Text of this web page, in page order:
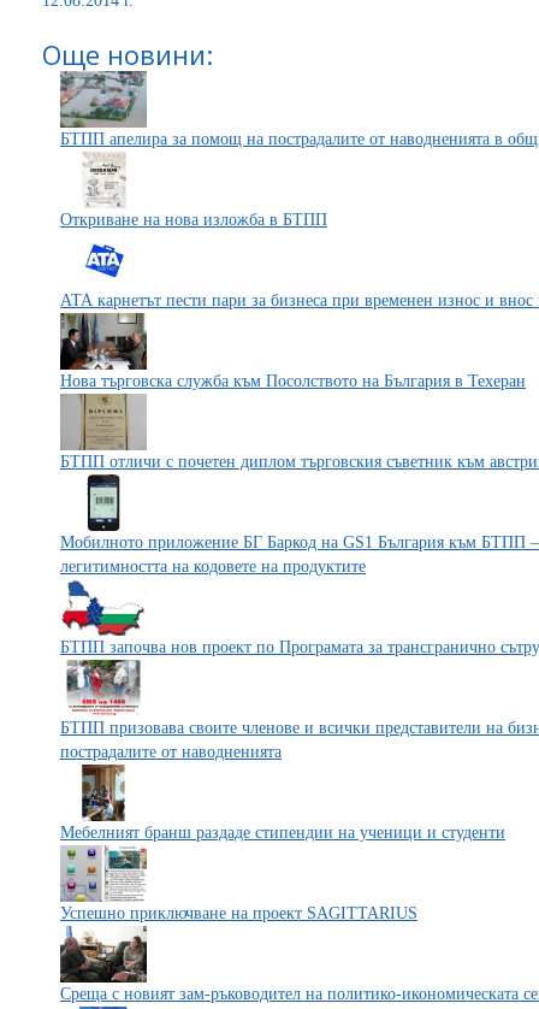
Още новини:
БТПП апелира за помощ на пострадалите от наводненията в
Откриване на нова изложба в БТПП
АТА карнетът пести пари за бизнеса при временен износ и внос
Нова търговска служба към Посолството на България в Техеран
БТПП отличи с почетен диплом търговския съветник към
Мобилното приложение БГ Баркод на GS1 България към БТПП –
легитимността на кодовете на продуктите
БТПП започва нов проект по Програмата за трансгранично
БТПП призовава своите членове и всички представители на
пострадалите от наводненията
Мебелният бранш раздаде стипендии на ученици и студенти
Успешно приключване на проект SAGITTARIUS
Среща с новият зам-ръководител на политико-икономическата